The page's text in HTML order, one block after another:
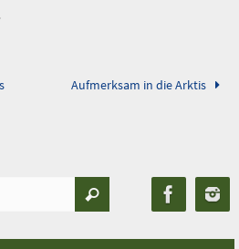
.
Aufmerksam in die Arktis
Suchen